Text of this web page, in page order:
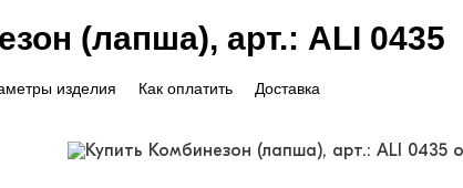
(лапша), арт.: ALI 0435
изделия Как оплатить Доставка